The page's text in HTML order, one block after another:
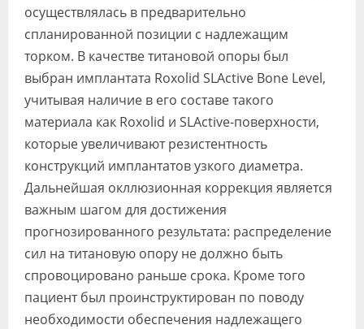
осуществлялась в предварительно
спланированной позиции с надлежащим
торком. В качестве титановой опоры был
выбран имплантата Roxolid SLActive Bone Level,
учитывая наличие в его составе такого
материала как Roxolid и SLActive-поверхности,
которые увеличивают резистентность
конструкций имплантатов узкого диаметра.
Дальнейшая окллюзионная коррекция является
важным шагом для достижения
прогнозированного результата: распределение
сил на титановую опору не должно быть
спровоцировано раньше срока. Кроме того
пациент был проинструктирован по поводу
необходимости обеспечения надлежащего